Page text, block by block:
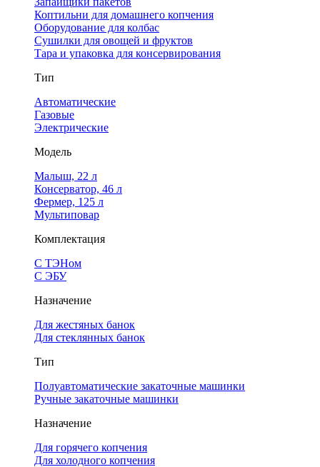
Коптильни для домашнего копчения
Оборудование для колбас
Сушилки для овощей и фруктов
Тара и упаковка для консервирования
Тип
Автоматические
Газовые
Электрические
Модель
Малыш, 22 л
Консерватор, 46 л
Фермер, 125 л
Мультиповар
Комплектация
С ТЭНом
С ЭБУ
Назначение
Для жестяных банок
Для стеклянных банок
Тип
Полуавтоматические закаточные машинки
Ручные закаточные машинки
Назначение
Для горячего копчения
Для холодного копчения